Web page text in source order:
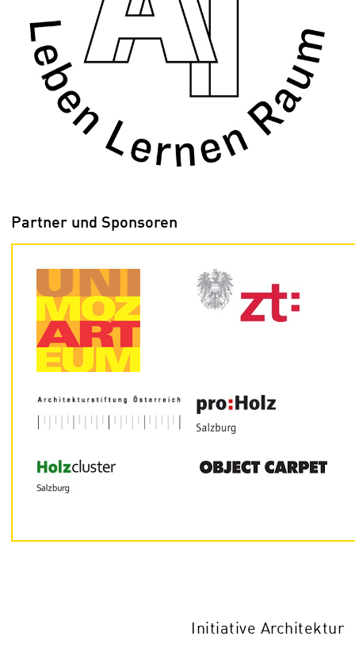
Partner und Sponsoren
Initiative Architektur